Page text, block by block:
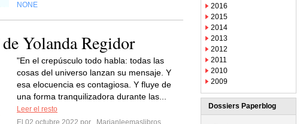
NONE
Yolanda Regidor
"En el crepúsculo todo habla: todas las
cosas del universo lanzan su mensaje. Y
esa elocuencia es contagiosa. Y fluye de
una forma tranquilizadora durante las...
Leer el resto
El 02 octubre 2022 por
Marianleemaslibros
2016
2015
2014
2013
2012
2011
2010
2009
Dossiers Paperblog